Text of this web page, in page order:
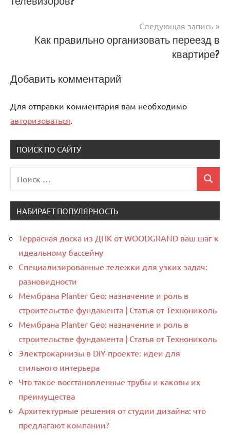
Следующая запись
Как правильно организовать переезд в
квартире?
Добавить комментарий
Для отправки комментария вам необходимо
авторизоваться
ПОИСК ПО САЙТУ
для:
Поиск
НАБИРАЕТ ПОПУЛЯРНОСТЬ
Террасная доска из ДПК от WOODGRAND ваш шаг к
идеальному бассейну
Специализированные тележки для узких задач:
разновидности
Мембрана Planter Geo: назначение и роль в
строительстве фундамента | Статья от Технониколь
Мембрана Planter Geo: назначение и роль в
строительстве фундамента | Статья от Технониколь
Электрокарнизы в DIY-проекте: идеи для
стильного интерьера
Что такое восстановленные трубы и каковы их
преимущества
Архитектурные решения от студии дизайна: что
предлагают компании?